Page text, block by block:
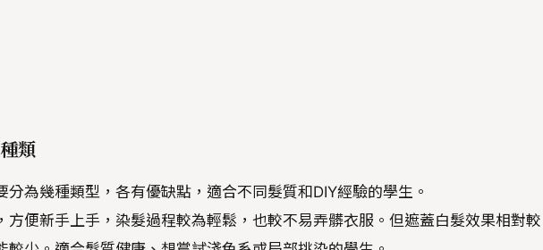
類
分為幾種類型，各有優缺點，適合不同髮質和DIY經驗的學生。
方便新手上手，染髮過程較為輕鬆，也較不易弄髒衣服。但遮蓋白髮效果相對較